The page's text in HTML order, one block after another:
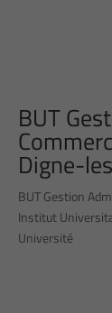
BUT
Digne-
BUT Gestion
Institut
Université